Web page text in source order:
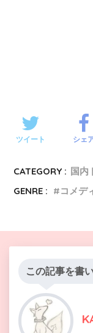
ツイート シェ
CATEGORY : 国内
GENRE :
コメデ
この記事を書